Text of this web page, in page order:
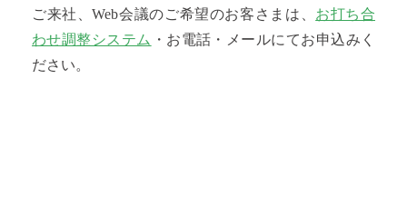
ご来社、Web会議のご希望のお客さまは、 お打ち合
わせ調整システム ・お電話・メールにてお申込みく
ださい。